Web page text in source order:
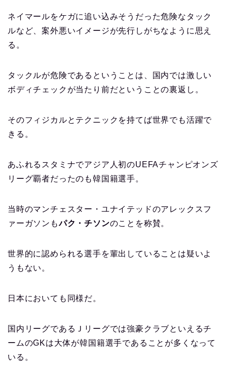
ネイマールをケガに追い込みそうだった危険なタック
ルなど、案外悪いイメージが先行しがちなように思え
る。
タックルが危険であるということは、国内では激しい
ボディチェックが当たり前だということの裏返し。
そのフィジカルとテクニックを持てば世界でも活躍で
きる。
あふれるスタミナでアジア人初のUEFAチャンピオンズ
リーグ覇者だったのも韓国籍選手。
当時のマンチェスター・ユナイテッドのアレックスフ
ァーガソンもパク・チソンのことを称賛。
世界的に認められる選手を輩出していることは疑いよ
うもない。
日本においても同様だ。
国内リーグであるＪリーグでは強豪クラブといえるチ
ームのGKは大体が韓国籍選手であることが多くなって
いる。